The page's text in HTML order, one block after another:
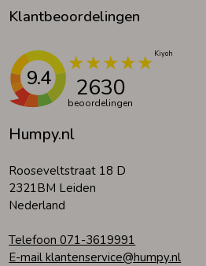
Ondergoed
Regenkleding &-laarzen
Kledingaccessoires
Beenmode
Humpy.nl
Rooseveltstraat 18 D
2321BM Leiden
Nederland
Telefoon 071-3619991
E-mail klantenservice@humpy.nl
Klantbeoordelingen
9.4 2630
beoordelingen